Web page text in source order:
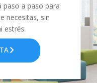
paso a paso para
necesitas, sin
estrés.